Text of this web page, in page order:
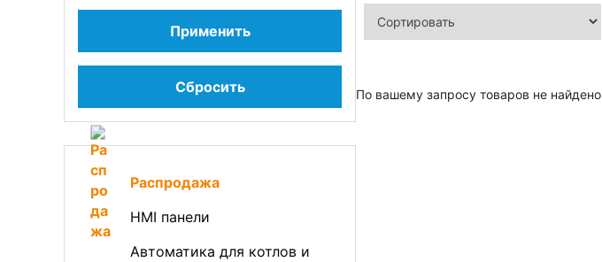
Применить
Сбросить
Распродажа
HMI панели
Автоматика для котлов и
По вашему запросу товаров не найдено